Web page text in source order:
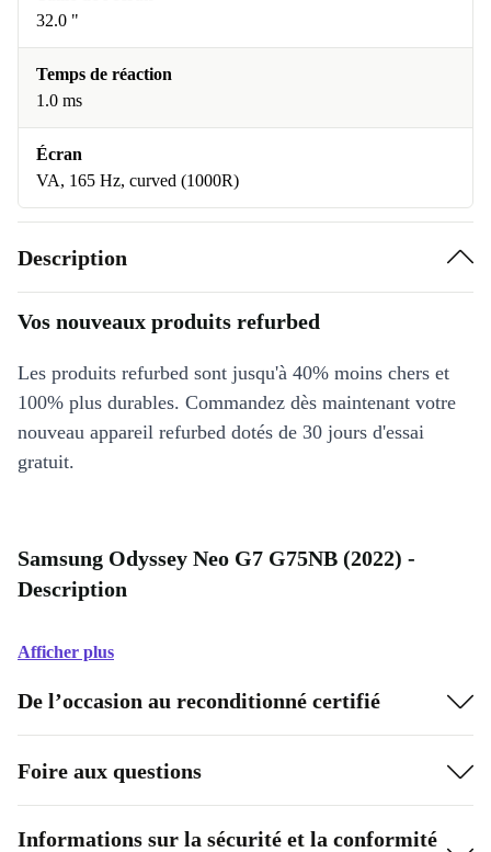
32.0 "
Temps de réaction
1.0 ms
Écran
VA, 165 Hz, curved (1000R)
Description
Vos nouveaux produits refurbed
Les produits refurbed sont jusqu'à 40% moins chers et
100% plus durables. Commandez dès maintenant votre
nouveau appareil refurbed dotés de 30 jours d'essai
gratuit.
Samsung Odyssey Neo G7 G75NB (2022) -
Description
Afficher plus
De l’occasion au reconditionné certifié
Foire aux questions
Informations sur la sécurité et la conformité